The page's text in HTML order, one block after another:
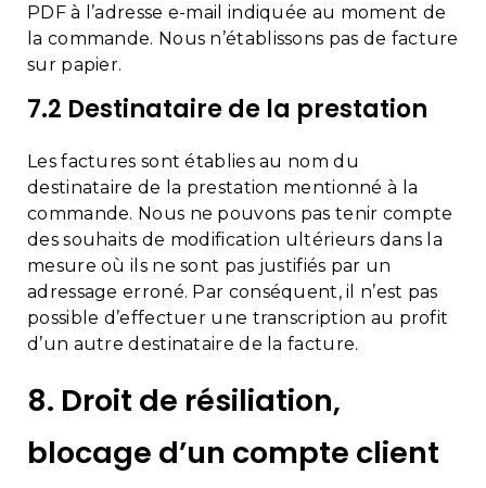
PDF à l’adresse e-mail indiquée au moment de
la commande. Nous n’établissons pas de facture
sur papier.
7.2 Destinataire de la prestation
Les factures sont établies au nom du
destinataire de la prestation mentionné à la
commande. Nous ne pouvons pas tenir compte
des souhaits de modification ultérieurs dans la
mesure où ils ne sont pas justifiés par un
adressage erroné. Par conséquent, il n’est pas
possible d’effectuer une transcription au profit
d’un autre destinataire de la facture.
8. Droit de résiliation,
blocage d’un compte client